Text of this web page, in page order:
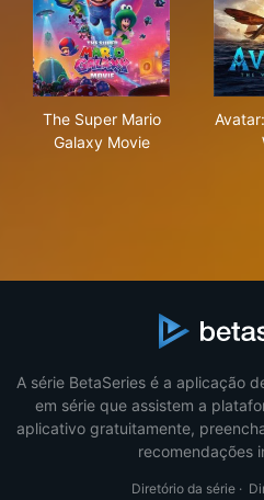
The Super Mario
Galaxy Movie
A série BetaSeries é a aplicação
em série que assistem a
aplicativo gratuitamente,
recomendações
Diretório da série ·